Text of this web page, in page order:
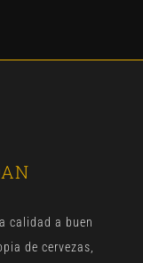
calidad a buen
de cervezas,